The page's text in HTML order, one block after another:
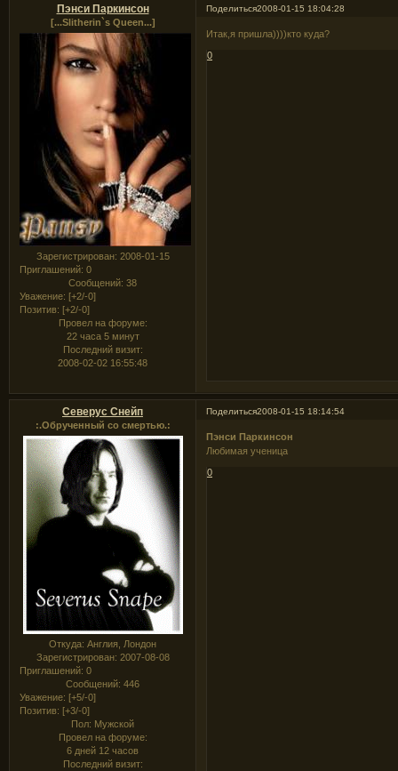
Поделиться2008-01-15 18:04:28
Пэнси Паркинсон
[...Slitherin`s Queen...]
Зарегистрирован: 2008-01-15
Приглашений: 0
Сообщений: 38
Уважение: [+2/-0]
Позитив: [+2/-0]
Провел на форуме:
22 часа 5 минут
Последний визит:
2008-02-02 16:55:48
Итак,я пришла))))кто куда?
0
Поделиться2008-01-15 18:14:54
Северус Снейп
:.Обрученный со смертью.:
Откуда: Англия, Лондон
Зарегистрирован: 2007-08-08
Приглашений: 0
Сообщений: 446
Уважение: [+5/-0]
Позитив: [+3/-0]
Пол: Мужской
Провел на форуме:
6 дней 12 часов
Последний визит:
Пэнси Паркинсон
Любимая ученица
0